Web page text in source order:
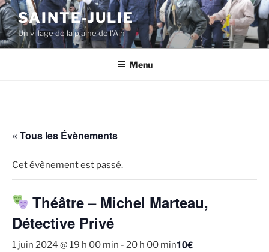
Aller
au
contenu
principal
SAINTE-JULIE
Un village de la plaine de l'Ain
Menu
« Tous les Évènements
Cet évènement est passé.
Théâtre – Michel Marteau,
Détective Privé
1 juin 2024 @ 19 h 00 min - 20 h 00 min10€